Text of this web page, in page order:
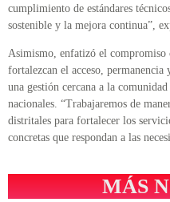
cumplimiento de estándares
sostenible y la mejora continua”,
Asimismo, enfatizó el compromiso
fortalezcan el acceso,
una gestión cercana a la
nacionales. “Trabajaremos de
distritales para fortalecer los
concretas que respondan a las
MÁS